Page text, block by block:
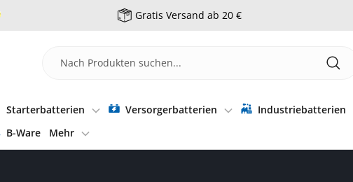
Gratis Versand ab 20 €
Starterbatterien Versorgerbatterien Industriebatterien
B-Ware
Mehr